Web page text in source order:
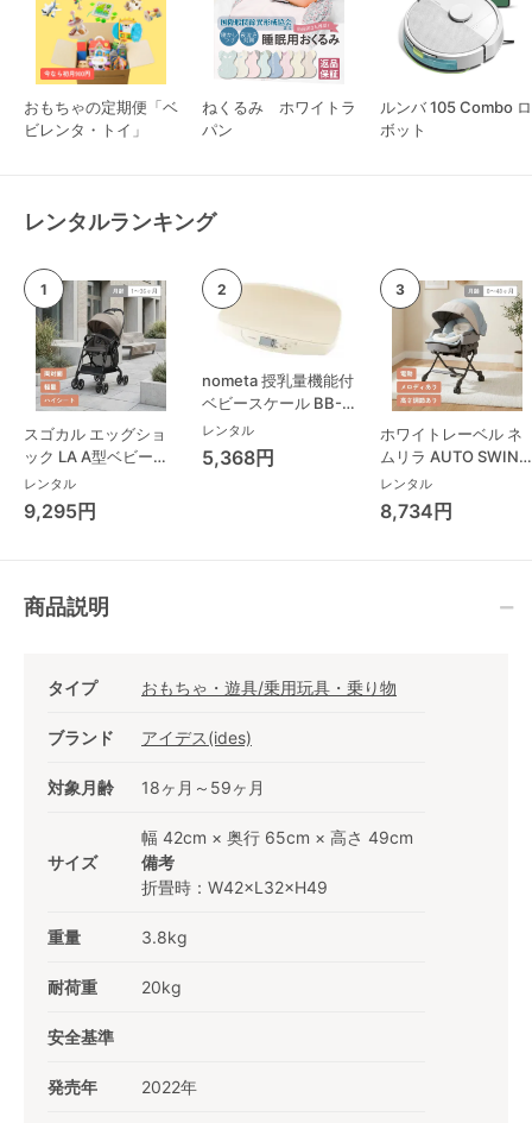
おもちゃの定期便「ベ
ビレンタ・トイ」
ねくるみ ホワイトラ
パン
ルンバ 105 Combo ロ
ボット
レンタルランキング
スゴカル エッグショ
ック LA A型ベビーカ
ー コンビ(Combi)
レンタル
9,295円
nometa 授乳量機能付
ベビースケール BB-
105 タニタ(TANITA)
ベビースケール・体重
計
レンタル
5,368円
ホワイトレーベル ネ
ムリラ AUTO SWING
BEDi Long スリープ
シェル EG コンビ
(Combi) ハイローチ
レンタル
8,734円
商品説明
タイプ おもちゃ・遊具/乗用玩具・乗り物
ブランド アイデス(ides)
対象月齢 18ヶ月～59ヶ月
サイズ
幅 42cm × 奥行 65cm × 高さ 49cm
備考
折畳時：W42×L32×H49
重量 3.8kg
耐荷重 20kg
安全基準
発売年 2022年